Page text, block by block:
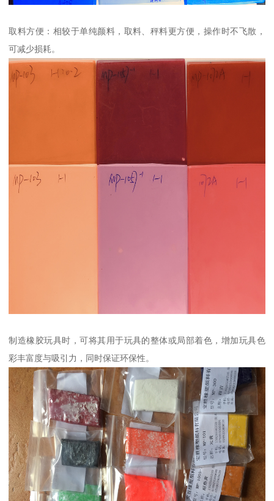
取料方便：相较于单纯颜料，取料、秤料更方便，操作时不飞散，
可减少损耗。
制造橡胶玩具时，可将其用于玩具的整体或局部着色，增加玩具色
彩丰富度与吸引力，同时保证环保性。